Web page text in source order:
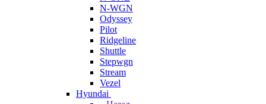
N-WGN
Odyssey
Pilot
Ridgeline
Shuttle
Stepwgn
Stream
Vezel
Hyundai